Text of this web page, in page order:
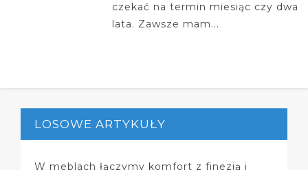
czekać na termin miesiąc czy dwa
lata. Zawsze mam...
LOSOWE ARTYKUŁY
W meblach łączymy komfort z finezją i